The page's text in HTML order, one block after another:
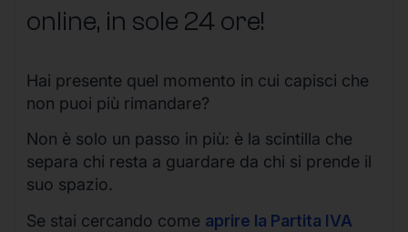
online, in sole 24 ore!
Hai presente quel momento in cui capisci che
non puoi più rimandare?
Non è solo un passo in più: è la scintilla che
separa chi resta a guardare da chi si prende il
suo spazio.
Se stai cercando come aprire la Partita IVA